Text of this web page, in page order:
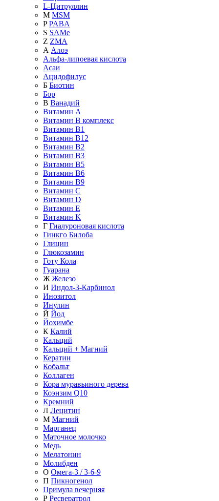
L-Цитруллин
M MSM
P PABA
S SAMe
Z ZMA
А Алоэ
Альфа-липоевая кислота
Асаи
Ацидофилус
Б Биотин
Бор
В Ванадий
Витамин A
Витамин B комплекс
Витамин B1
Витамин B12
Витамин B2
Витамин B3
Витамин B5
Витамин B6
Витамин B9
Витамин C
Витамин D
Витамин E
Витамин K
Г Гиалуроновая кислота
Гинкго Билоба
Глицин
Глюкозамин
Готу Кола
Гуарана
Ж Железо
И Индол-3-Карбинол
Инозитол
Инулин
Й Йод
Йохимбе
К Калий
Кальций
Кальций + Магний
Кератин
Кобальт
Коллаген
Кора муравьиного дерева
Коэнзим Q10
Кремний
Л Лецитин
М Магний
Марганец
Маточное молочко
Медь
Мелатонин
Молибден
О Омега-3 / 3-6-9
П Пикногенол
Примула вечерняя
Р Ресвератрол